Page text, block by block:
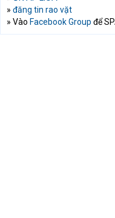
» đăng tin rao vặt
» Vào Facebook Group để